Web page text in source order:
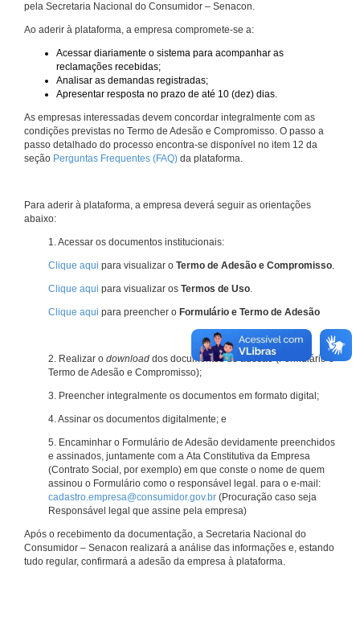
pela Secretaria Nacional do Consumidor – Senacon.
Ao aderir à plataforma, a empresa compromete-se a:
Acessar diariamente o sistema para acompanhar as
reclamações recebidas;
Analisar as demandas registradas;
Apresentar resposta no prazo de até 10 (dez) dias.
As empresas interessadas devem concordar integralmente com as
condições previstas no Termo de Adesão e Compromisso. O passo a
passo detalhado do processo encontra-se disponível no item 12 da
seção Perguntas Frequentes (FAQ) da plataforma.
Para aderir à plataforma, a empresa deverá seguir as orientações
abaixo:
1. Acessar os documentos institucionais:
Clique aqui para visualizar o Termo de Adesão e Compromisso.
Clique aqui para visualizar os Termos de Uso.
Clique aqui para preencher o Formulário e Termo de Adesão
2. Realizar o download dos documentos de adesão (Formulário e
Termo de Adesão e Compromisso);
3. Preencher integralmente os documentos em formato digital;
4. Assinar os documentos digitalmente; e
5. Encaminhar o Formulário de Adesão devidamente preenchidos
e assinados, juntamente com a Ata Constitutiva da Empresa
(Contrato Social, por exemplo) em que conste o nome de quem
assinou o Formulário como o responsável legal. para o e-mail:
cadastro.empresa@consumidor.gov.br (Procuração caso seja
Responsável legal que assine pela empresa)
Após o recebimento da documentação, a Secretaria Nacional do
Consumidor – Senacon realizará a análise das informações e, estando
tudo regular, confirmará a adesão da empresa à plataforma.